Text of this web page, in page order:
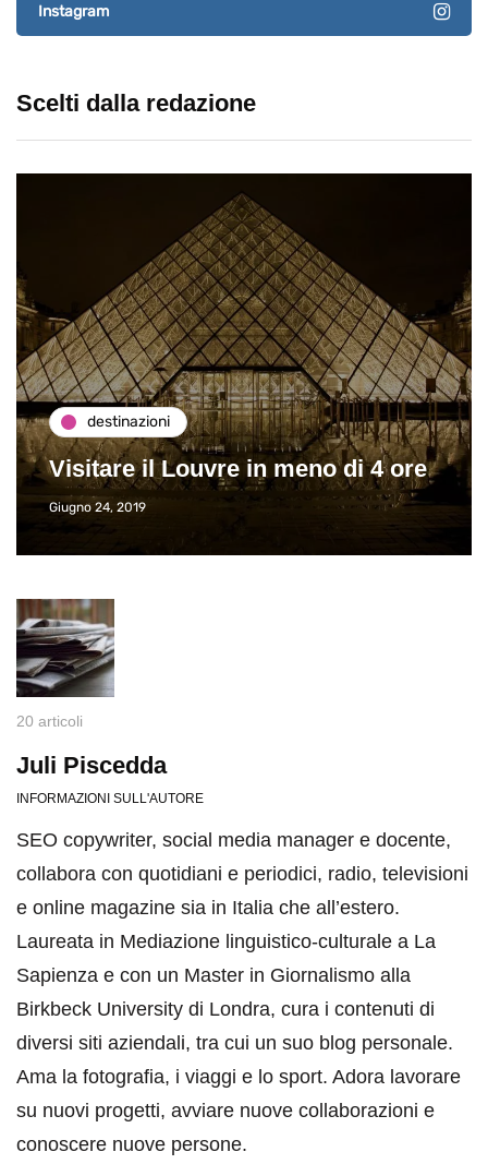
Instagram
Scelti dalla redazione
destinazioni
Visitare il Louvre in meno di 4 ore
Giugno 24, 2019
20 articoli
Juli Piscedda
INFORMAZIONI SULL'AUTORE
SEO copywriter, social media manager e docente,
collabora con quotidiani e periodici, radio, televisioni
e online magazine sia in Italia che all’estero.
Laureata in Mediazione linguistico-culturale a La
Sapienza e con un Master in Giornalismo alla
Birkbeck University di Londra, cura i contenuti di
diversi siti aziendali, tra cui un suo blog personale.
Ama la fotografia, i viaggi e lo sport. Adora lavorare
su nuovi progetti, avviare nuove collaborazioni e
conoscere nuove persone.